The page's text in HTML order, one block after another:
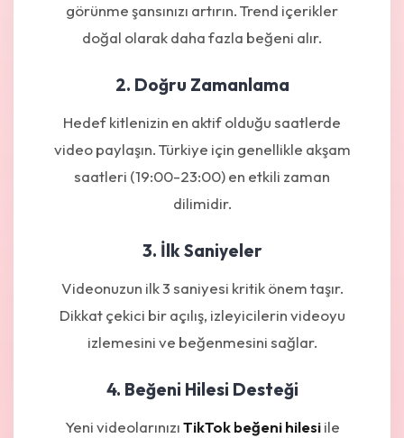
görünme şansınızı artırın. Trend içerikler
doğal olarak daha fazla beğeni alır.
2. Doğru Zamanlama
Hedef kitlenizin en aktif olduğu saatlerde
video paylaşın. Türkiye için genellikle akşam
saatleri (19:00-23:00) en etkili zaman
dilimidir.
3. İlk Saniyeler
Videonuzun ilk 3 saniyesi kritik önem taşır.
Dikkat çekici bir açılış, izleyicilerin videoyu
izlemesini ve beğenmesini sağlar.
4. Beğeni Hilesi Desteği
Yeni videolarınızıTikTok beğeni hilesiile